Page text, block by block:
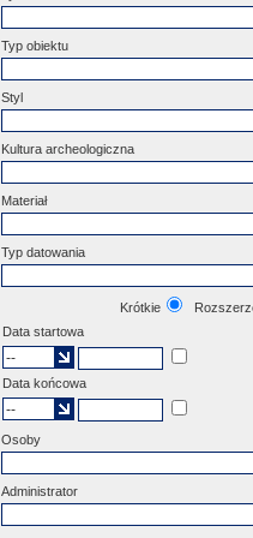
Typ obiektu
Styl
Kultura archeologiczna
Materiał
Typ datowania
Krótkie
Data startowa
Data końcowa
Osoby
Administrator